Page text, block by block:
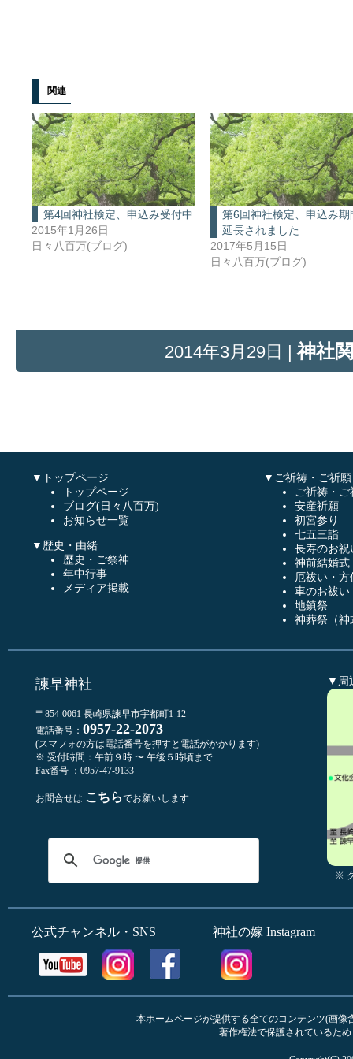
関連
第4回神社検定、申込み受付中
2015年1月26日
日々八百万(ブログ)
第6回神社検定、申込み期
延長されました
2017年5月15日
日々八百万(ブログ)
2014年3月29日 |神社
▼トップページ
トップページ
ブログ(日々八百万)
お知らせ一覧
▼歴史・由緒
歴史・ご祭神
年中行事
メディア掲載
▼ご祈祷・ご祈願
ご祈祷・ご
安産祈願
初宮参り
七五三詣
長寿のお祝
神前結婚式
厄祓い・方
車のお祓い
地鎮祭
神葬祭（神
諫早神社
〒854-0061 長崎県諫早市宇都町1-12
電話番号： 0957-22-2073
(スマフォの方は電話番号を押すと電話がかかります)
※ 受付時間：午前９時 〜 午後５時頃まで
Fax番号 ：0957-47-9133
お問合せは こちらでお願いします
▼周
※
公式チャンネル・SNS 神社の嫁 Instagram
本ホームページが提供する全てのコンテンツ(画
著作権法で保護されているた